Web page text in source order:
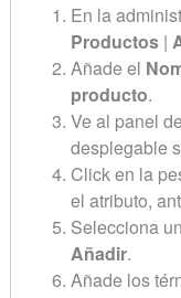
En la
Productos|
Añade el
producto.
Ve al panel de
desplegable
Click en la
el atributo,
Selecciona
Añadir.
Añade los